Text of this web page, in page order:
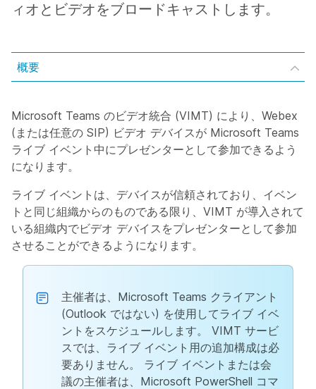
ィオとビデオをブロードキャストします。
概要
Microsoft Teams のビデオ統合 (VIMT) により、Webex
(または任意の SIP) ビデオ デバイスが Microsoft Teams
ライブ イベント中にプレゼンターとして参加できるよう
になります。
ライブ イベントは、デバイスが信頼されており、イベン
トと同じ組織からのものである限り、VIMT が導入されて
いる組織内でビデオ デバイスをプレゼンターとして参加
させることができるようになります。
主催者は、Microsoft Teams クライアント
(Outlook ではない) を使用してライブ イベ
ントをスケジュールします。 VIMT サービ
スでは、ライブ イベント用の追加構成は必
要ありません。 ライブ イベントまたは会
議の主催者は、Microsoft PowerShell コマ